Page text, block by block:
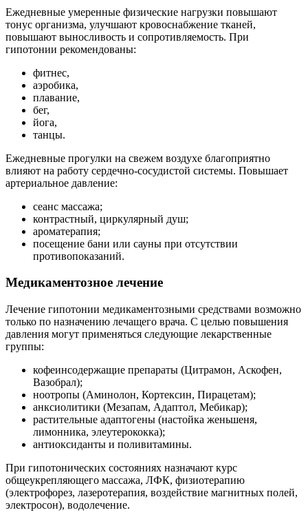
Ежедневные умеренные физические нагрузки повышают
тонус организма, улучшают кровоснабжение тканей,
повышают выносливость и сопротивляемость. При
гипотонии рекомендованы:
фитнес,
аэробика,
плавание,
бег,
йога,
танцы.
Ежедневные прогулки на свежем воздухе благоприятно
влияют на работу сердечно-сосудистой системы. Повышает
артериальное давление:
сеанс массажа;
контрастный, циркулярный душ;
ароматерапия;
посещение бани или сауны при отсутствии
противопоказаний.
Медикаментозное лечение
Лечение гипотонии медикаментозными средствами возможно
только по назначению лечащего врача. С целью повышения
давления могут применяться следующие лекарственные
группы:
кофеинсодержащие препараты (Цитрамон, Аскофен,
Вазобрал);
ноотропы (Аминолон, Кортексин, Пирацетам);
анксиолитики (Мезапам, Адаптол, Мебикар);
растительные адаптогены (настойка женьшеня,
лимонника, элеутерококка);
антиоксиданты и поливитамины.
При гипотонических состояниях назначают курс
общеукрепляющего массажа, ЛФК, физиотерапию
(электрофорез, лазеротерапия, воздействие магнитных полей,
электросон), водолечение.